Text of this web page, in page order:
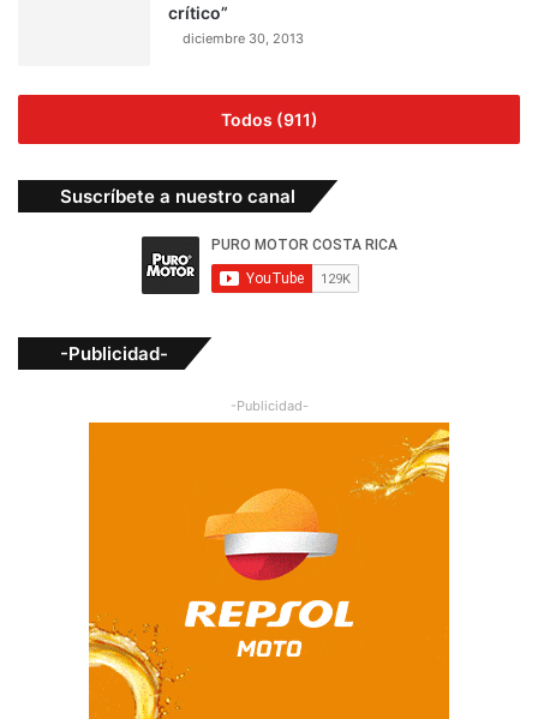
crítico”
diciembre 30, 2013
Todos (911)
Suscríbete a nuestro canal
-Publicidad-
-Publicidad-